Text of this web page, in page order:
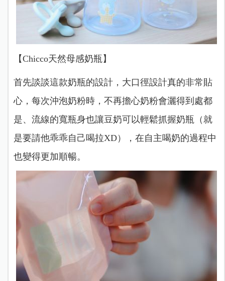
【Chicco天然母感奶瓶 】
首先談談這款奶瓶的設計，大口徑設計真的非常貼
心，每次沖泡奶粉時，不再擔心奶粉會灑得到處都
是、流線的寬瓶身也讓豆奶可以輕鬆抓握奶瓶（就
是要請他乖乖自己喝拉XD），在自主喝奶的過程中
也變得更加順暢。